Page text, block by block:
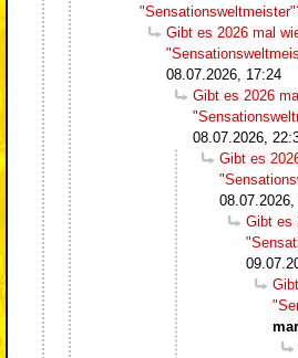
Gibt es 2026 mal
08.07.2026, 17:24
Gibt es 2026
08.07.2026,
Gibt es
Gibt es